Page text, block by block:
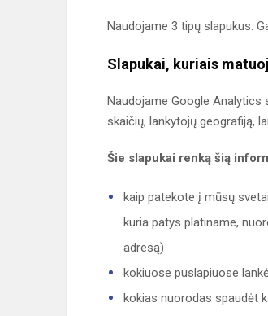
Naudojame 3 tipų slapukus.
Slapukai, kuriais
Naudojame Google Analytics
skaičių, lankytojų geografiją,
Šie slapukai renką šią
kaip patekote į mūsų
kuria patys platiname,
adresą)
kokiuose puslapiuose
kokias nuorodas spaudėt